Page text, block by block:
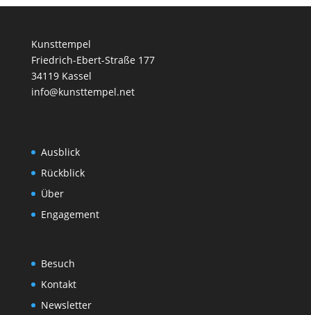
Kunsttempel
Friedrich-Ebert-Straße 177
34119 Kassel
info@kunsttempel.net
Ausblick
Rückblick
Über
Engagement
Besuch
Kontakt
Newsletter